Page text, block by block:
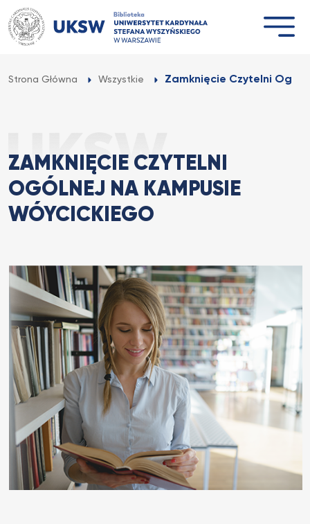
Przejdź
do
treści
Strona Główna Wszystkie Zamknięcie Czytelni
ZAMKNIĘCIE CZYTELNI
OGÓLNEJ NA KAMPUSIE
WÓYCICKIEGO